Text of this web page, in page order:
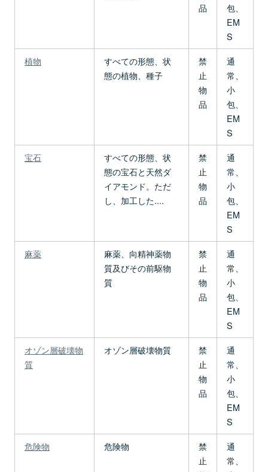
品
包、
EM
S
植物
すべての形態、状
態の植物、種子
禁
止
物
品
通
常、
小
包、
EM
S
宝石
すべての形態、状
態の宝石と天然ダ
イアモンド。ただ
し、加工した....
禁
止
物
品
通
常、
小
包、
EM
S
麻薬
麻薬、向精神薬物
質及びその前駆物
質
禁
止
物
品
通
常、
小
包、
EM
S
オゾン層破壊物
質
オゾン層破壊物質
禁
止
物
品
通
常、
小
包、
EM
S
危険物
危険物
禁
止
通
常、